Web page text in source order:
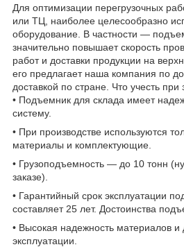
Для оптимизации перегрузочных
или ТЦ, наиболее целесообразно
оборудование. В частности —
значительно повышает скорость
работ и доставки продукции на
его предлагает наша компания по
доставкой по стране. Что учесть при
• Подъемник для склада имеет
систему.
• При производстве используются
материалы и комплектующие.
• Грузоподъемность — до 10 тонн
заказе).
• Гарантийный срок эксплуатации
составляет 25 лет. Достоинства
• Высокая надежность материалов и
эксплуатации.